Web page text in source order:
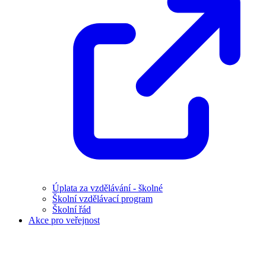
Úplata za vzdělávání - školné
Školní vzdělávací program
Školní řád
Akce pro veřejnost